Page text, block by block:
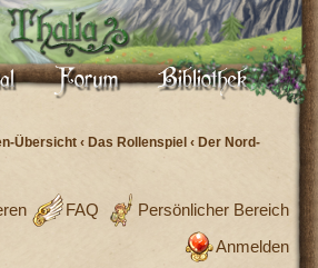
Übersicht ‹ Das Rollenspiel ‹ Der Nord-
Persönlicher Bereich
FAQ
Anmelden